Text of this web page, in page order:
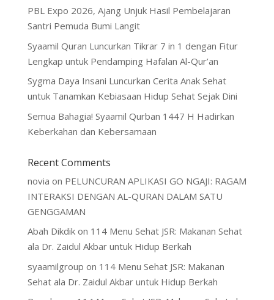
PBL Expo 2026, Ajang Unjuk Hasil Pembelajaran
Santri Pemuda Bumi Langit
Syaamil Quran Luncurkan Tikrar 7 in 1 dengan Fitur
Lengkap untuk Pendamping Hafalan Al-Qur’an
Sygma Daya Insani Luncurkan Cerita Anak Sehat
untuk Tanamkan Kebiasaan Hidup Sehat Sejak Dini
Semua Bahagia! Syaamil Qurban 1447 H Hadirkan
Keberkahan dan Kebersamaan
Recent Comments
novia on PELUNCURAN APLIKASI GO NGAJI: RAGAM
INTERAKSI DENGAN AL-QURAN DALAM SATU
GENGGAMAN
Abah Dikdikon 114 Menu Sehat JSR: Makanan Sehat
ala Dr. Zaidul Akbar untuk Hidup Berkah
syaamilgroup on 114 Menu Sehat JSR: Makanan
Sehat ala Dr. Zaidul Akbar untuk Hidup Berkah